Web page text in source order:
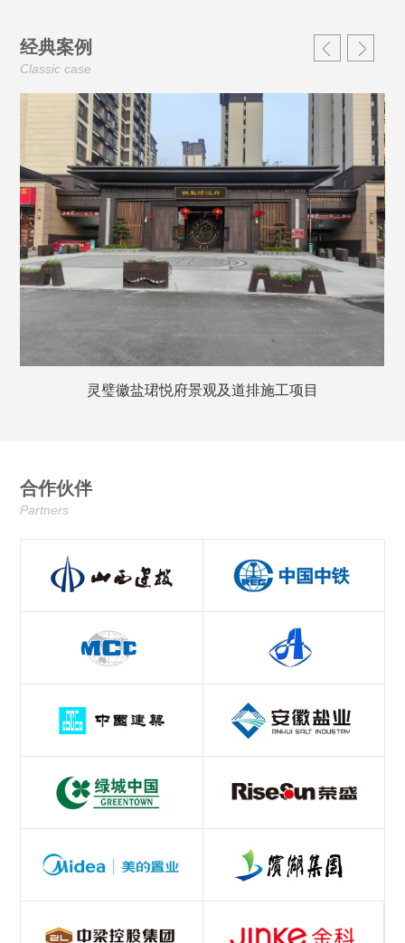
经典案例
Classic case
灵璧徽盐珺悦府景观及道排施工项目
合作伙伴
Partners